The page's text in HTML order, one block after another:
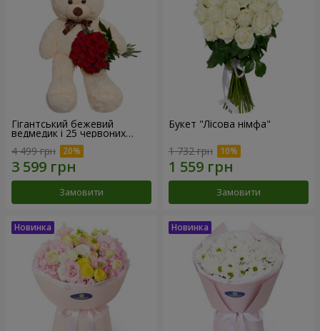
Гігантський бежевий
ведмедик і 25 червоних
троянд
4 499 грн
Замовити
Букет "Лісова німфа"
1 732 грн
Замовити